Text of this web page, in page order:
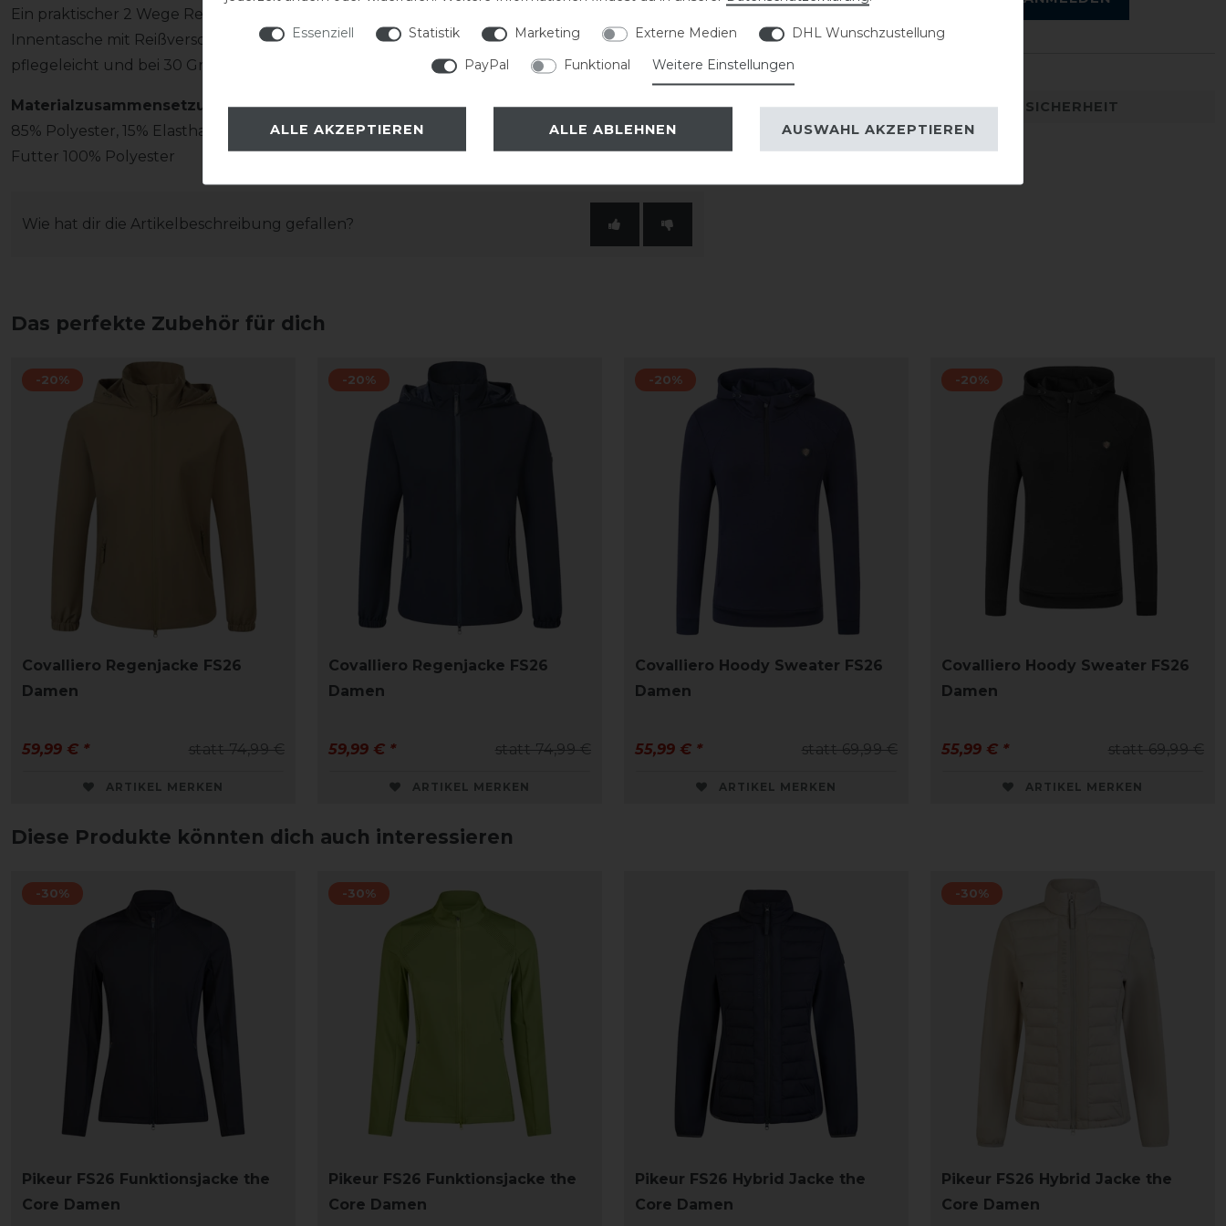
Ein praktischer 2 Wege Reißverschluss erhöht die Flexibilität im Sattel. Zusätzlich bietet eine
Innentasche mit Reißverschluss sicheren Stauraum für kleinere Gegenstände. Die Jacke ist
pflegeleicht und bei 30 Grad maschinenwaschbar.
Materialzusammensetzung
85% Polyester, 15% Elasthan
Futter 100% Polyester
Wie hat dir die Artikelbeschreibung gefallen?
DETAILS ZUR PRODUKTSICHERHEIT
Das perfekte Zubehör für dich
-20%
Covalliero Regenjacke FS26
Damen
statt 74,99 €
59,99 € *
ARTIKEL MERKEN
-20%
Covalliero Regenjacke FS26
Damen
statt 74,99 €
59,99 € *
ARTIKEL MERKEN
-20%
Covalliero Hoody Sweater FS26
Damen
statt 69,99 €
55,99 € *
ARTIKEL MERKEN
-20%
Covalliero Hoody Sweater FS26
Damen
statt 69,99 €
55,99 € *
ARTIKEL MERKEN
Diese Produkte könnten dich auch interessieren
-30%
Pikeur FS26 Funktionsjacke the
Core Damen
-30%
Pikeur FS26 Funktionsjacke the
Core Damen
Pikeur FS26 Hybrid Jacke the
Core Damen
-30%
Pikeur FS26 Hybrid Jacke the
Core Damen
Essenziell Statistik Marketing Externe Medien
DHL Wunschzustellung
PayPal
Funktional Weitere Einstellungen
ALLE AKZEPTIEREN ALLE ABLEHNEN AUSWAHL AKZEPTIEREN